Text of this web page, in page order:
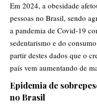
Em 2024, a obesidade
pessoas no Brasil, sendo
a pandemia de Covid-19
sedentarismo e do
partir destes dados que o
país vem aumentando de
Epidemia de
no Brasil